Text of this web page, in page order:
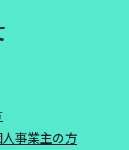
事業主の方